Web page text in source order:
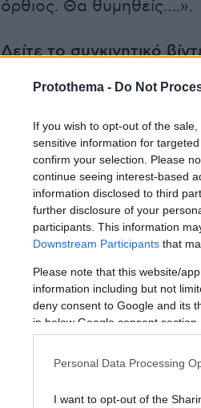
Protothema - Do Not
If you wish to opt-out of the
sensitive information for
confirm your selection. Please
continue seeing interest-based
information disclosed to third
further disclosure of your
participants. This information
Downstream Participants that
Please note that this website/
information including but not
deny consent to Google and its
in below Google consent section.
Personal Data Processing
I want to opt-out of the
όρθιος. Θα θυμηθείς….».
Δείτε το συγκινητικό
H συγκινητική στιγμή
LamiaReport από την
Μητροπολίτη Φθιώτιδας